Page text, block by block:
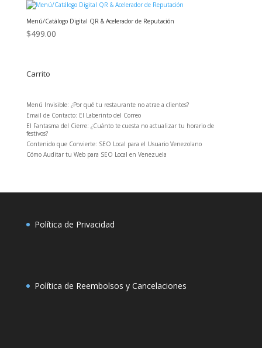
Menú/Catálogo Digital QR & Acelerador de Reputación
$499.00
Carrito
Menú Invisible: ¿Por qué tu restaurante no atrae a clientes?
Email de Contacto: El Laberinto del Correo
El Fantasma del Cierre: ¿Cuánto te cuesta no actualizar tu horario de
festivos?
Contenido que Convierte: SEO Local para el Usuario Venezolano
Cómo Auditar tu Web para SEO Local en Venezuela
Política de Privacidad
Política de Reembolsos y Cancelaciones